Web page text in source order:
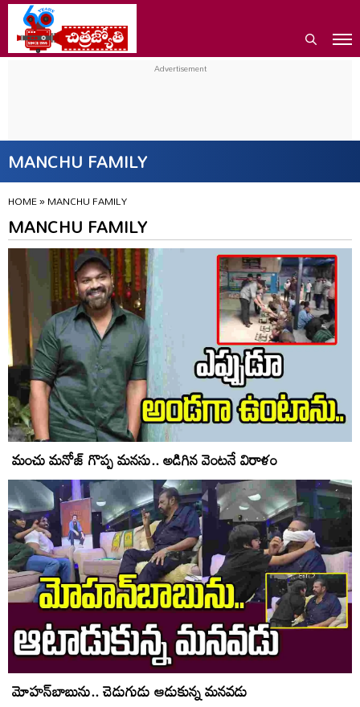
MANCHU FAMILY
HOME»MANCHU FAMILY
MANCHU FAMILY
మంచు మనోజ్ గొప్ప మనసు.. అడిగిన వెంటనే విరాళం
మోహ‌న్‌బాబును.. చెడుగుడు ఆడుకున్న మనవడు